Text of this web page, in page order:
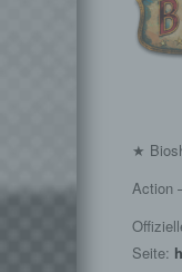
★
Action
Seite: